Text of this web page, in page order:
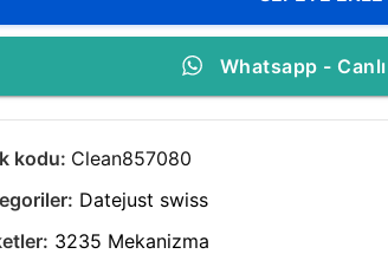
Whatsapp -
kodu: Clean857080
Datejust swiss
3235 Mekanizma